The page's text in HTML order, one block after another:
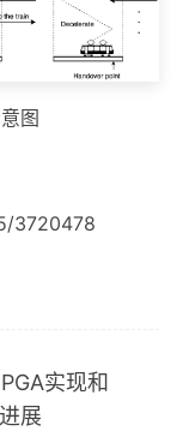
图
3720478
实现和
展